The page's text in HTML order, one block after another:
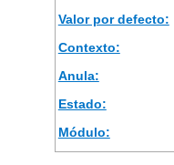
Valor por defecto:
Contexto:
Anula:
Estado:
Módulo: